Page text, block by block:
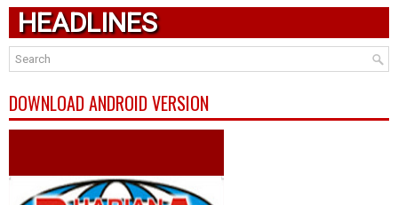
HEADLINES
DOWNLOAD ANDROID VERSION